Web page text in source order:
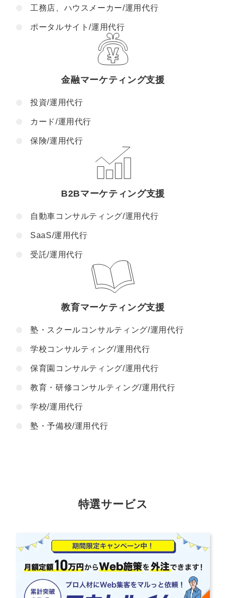
工務店、ハウスメーカー/運用代行
ポータルサイト/運用代行
金融マーケティング支援
投資/運用代行
カード/運用代行
保険/運用代行
B2Bマーケティング支援
自動車コンサルティング/運用代行
SaaS/運用代行
受託/運用代行
教育マーケティング支援
塾・スクールコンサルティング/運用代行
学校コンサルティング/運用代行
保育園コンサルティング/運用代行
教育・研修コンサルティング/運用代行
学校/運用代行
塾・予備校/運用代行
特選サービス